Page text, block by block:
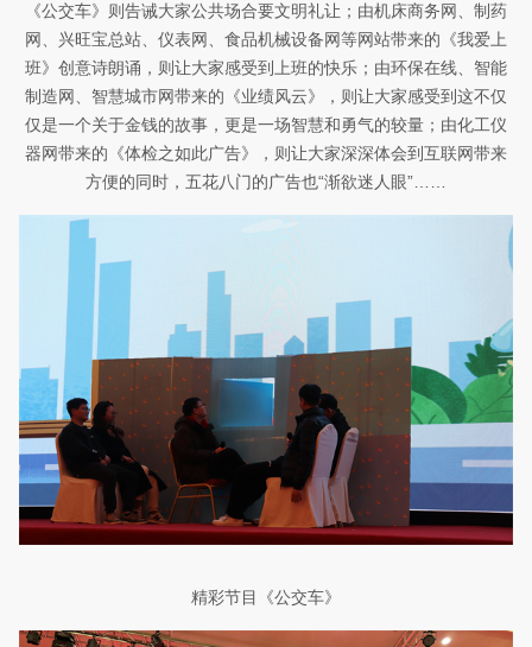
《公交车》则告诫大家公共场合要文明礼让；由机床商务网、制药
网、兴旺宝总站、仪表网、食品机械设备网等网站带来的《我爱上
班》创意诗朗诵，则让大家感受到上班的快乐；由环保在线、智能
制造网、智慧城市网带来的《业绩风云》，则让大家感受到 这不仅
仅是一个关于金钱的故事，更是一场智慧和勇气的较量 ； 由化工仪
器网带来的 《体检之如此广告》，则让大家深深体会到互联网带来
方便的同时，五花八门的广告也“渐欲迷人眼”……
精彩节目 《公交车》